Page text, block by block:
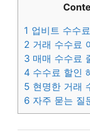
1 업비트 수수
2 거래 수수료
3 매매 수수료
4 수수료 할인
5 현명한 거래
6 자주 묻는 질